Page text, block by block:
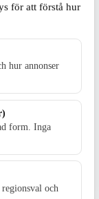
sedan 2002 ger
Värnamo.nu. Från
Gnosjö,
för att förstå hur
hur annonser
form. Inga
och